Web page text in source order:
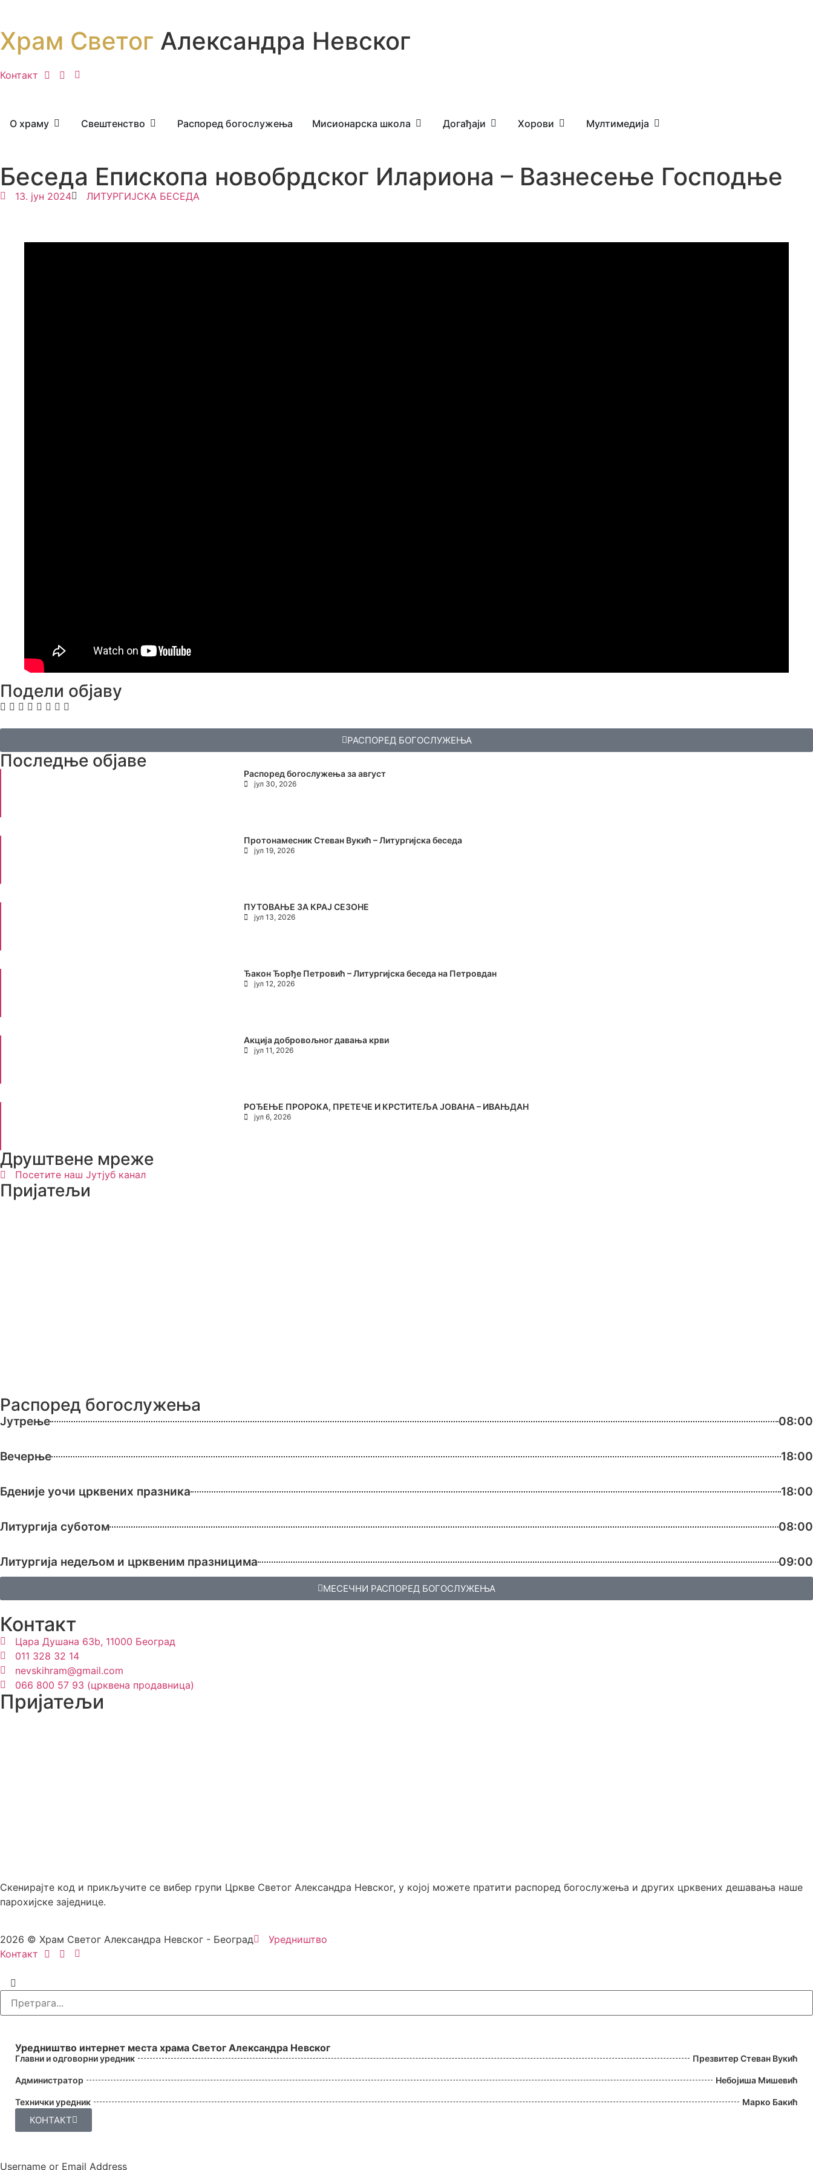
Храм Светог Александра Невског
Контакт
О храму Свештенство Распоред богослужења Мисионарска школа Догађаји Хорови Мултимедија
Беседа Епископа новобрдског Илариона – Вазнесење Господње
13. јун 2024 ЛИТУРГИЈСКА БЕСЕДА
Подели објаву
РАСПОРЕД БОГОСЛУЖЕЊА
Последње објаве
Распоред богослужења за август
јул 30, 2026
Протонамесник Стеван Вукић – Литургијска беседа
јул 19, 2026
ПУТОВАЊЕ ЗА КРАЈ СЕЗОНЕ
јул 13, 2026
Ђакон Ђорђе Петровић – Литургијска беседа на Петровдан
јул 12, 2026
Акција добровољног давања крви
јул 11, 2026
РОЂЕЊЕ ПРОРОКА, ПРЕТЕЧЕ И КРСТИТЕЉА ЈОВАНА – ИВАЊДАН
јул 6, 2026
Друштвене мреже
Посетите наш Јутјуб канал
Пријатељи
Распоред богослужења
Јутрење 08:00
Вечерње 18:00
Бденије уочи црквених празника 18:00
Литургија суботом 08:00
Литургија недељом и црквеним празницима 09:00
МЕСЕЧНИ РАСПОРЕД БОГОСЛУЖЕЊА
Контакт
Цара Душана 63b, 11000 Београд
011 328 32 14
nevskihram@gmail.com
066 800 57 93 (црквена продавница)
Пријатељи
Скенирајте код и прикључите се вибер групи Цркве Светог Александра Невског, у којој можете пратити распоред богослужења и других црквених дешавања наше
парохијске заједнице.
2026 © Храм Светог Александра Невског - Београд
Уредништво
Контакт
Уредништво интернет места храма Светог Александра Невског
Главни и одговорни уредник Презвитер Стеван Вукић
Администратор Небојиша Мишевић
Технички уредник Марко Бакић
КОНТАКТ
Username or Email Address